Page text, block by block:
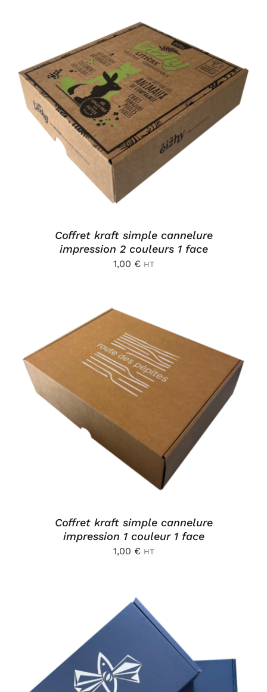
AJOUTER AU PANIER
/
DÉTAILS
Coffret kraft simple cannelure
impression 2 couleurs 1 face
1,00 € HT
AJOUTER AU PANIER
DÉTAILS
Coffret kraft simple cannelure
impression 1 couleur 1 face
1,00 € HT
AJOUTER AU PANIER